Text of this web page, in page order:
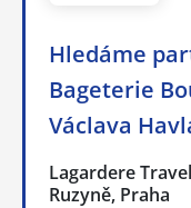
Hledáme
Bageterie
Václava
Lagardere
Ruzyně, Praha